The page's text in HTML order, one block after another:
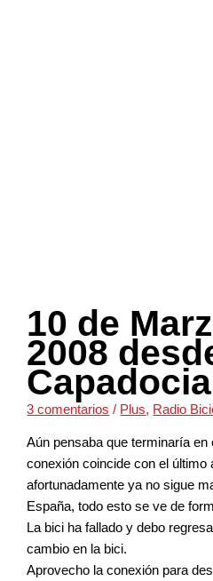
10 de
2008
3 comentarios / Plus, Radio
Aún pensaba que terminaría
conexión coincide con el último
afortunadamente ya no sigue
España, todo esto se ve de
La bici ha fallado y debo
cambio en la bici.
Aprovecho la conexión para